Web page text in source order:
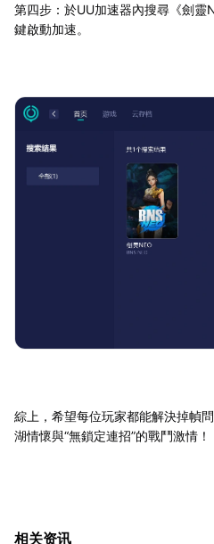
第四步：於UU加速器內搜尋《劍靈
鍵啟動加速。
綜上，希望每位玩家都能解決掉幀
湖情懷與“無鎖定連招”的戰鬥激情！
相关资讯